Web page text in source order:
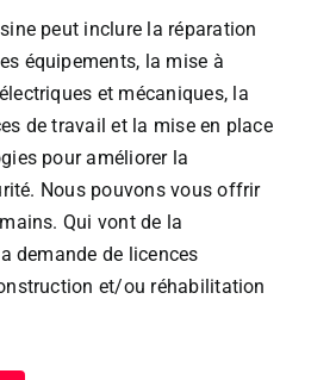
peut inclure la réparation
équipements, la mise à
et mécaniques, la
de travail et la mise en place
pour améliorer la
Nous pouvons vous offrir
Qui vont de la
demande de licences
et/ou réhabilitation